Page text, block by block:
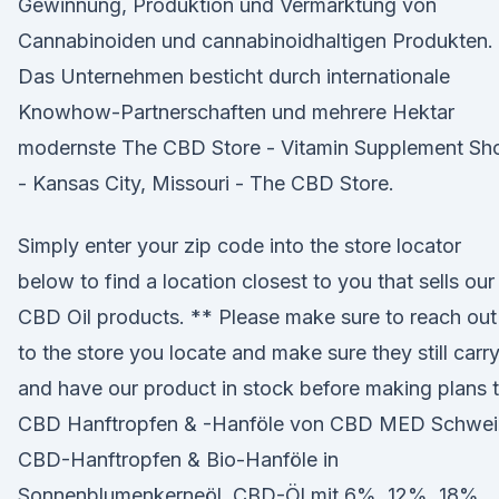
Gewinnung, Produktion und Vermarktung von
Cannabinoiden und cannabinoidhaltigen Produkten.
Das Unternehmen besticht durch internationale
Knowhow-Partnerschaften und mehrere Hektar
modernste The CBD Store - Vitamin Supplement
- Kansas City, Missouri - The CBD Store.
Simply enter your zip code into the store locator
below to find a location closest to you that sells our
CBD Oil products. ** Please make sure to reach out
to the store you locate and make sure they still carry
and have our product in stock before making plans
CBD Hanftropfen & -Hanföle von CBD MED
CBD-Hanftropfen & Bio-Hanföle in